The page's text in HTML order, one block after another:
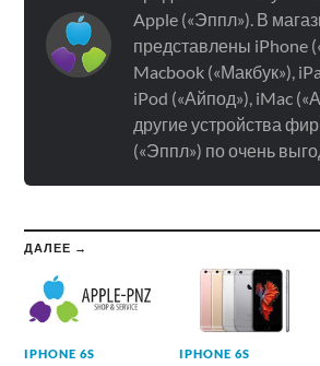
Apple («Эппл»). В
представлены iPhone
Macbook («Макбук»),
iPod («Айпод»), iMac
другие устройства
(«Эппл») по очень
ДАЛЕЕ →
IPHONE 6S IPHONE 6S